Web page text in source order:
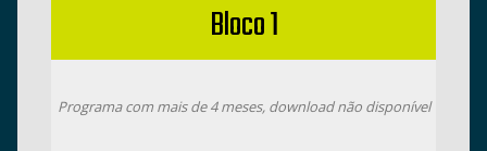
Bloco 1
Programa com mais de 4 meses, download não disponível